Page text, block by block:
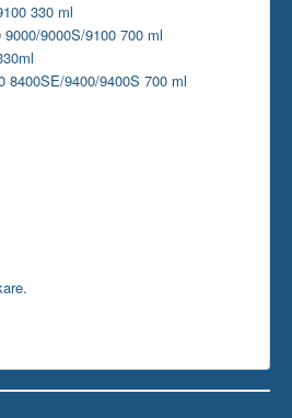
330 ml
9000S/9100 700 ml
8400SE/9400/9400S 700 ml